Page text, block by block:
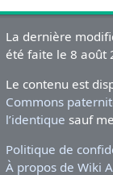
La dernière
été faite le 8 août
Le contenu est
Commons
l’identique sauf
Politique de
À propos de Wiki